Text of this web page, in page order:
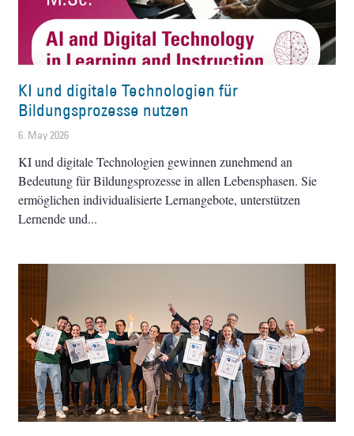
KI und digitale Technologien für
Bildungsprozesse nutzen
6. May 2026
KI und digitale Technologien gewinnen zunehmend an
Bedeutung für Bildungsprozesse in allen Lebensphasen. Sie
ermöglichen individualisierte Lernangebote, unterstützen
Lernende und